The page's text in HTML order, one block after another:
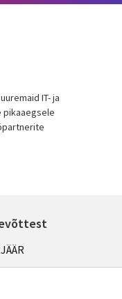
IT- ja
pikaaegsele